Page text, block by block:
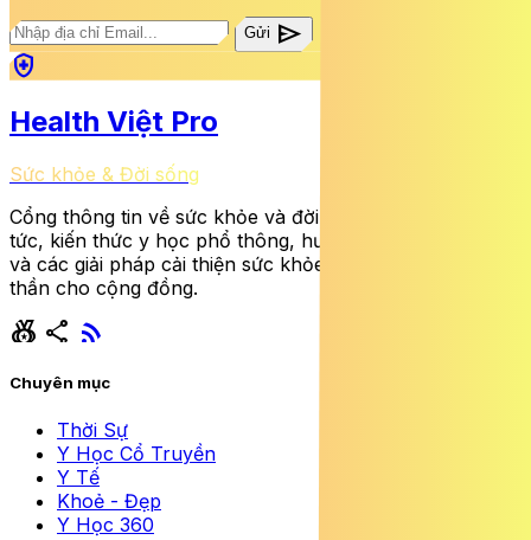
Gửi send
health_and_safety
Health Việt Pro
Sức khỏe & Đời sống
Cổng thông tin về sức khỏe và đời sống cung cấp tin
tức, kiến thức y học phổ thông, hướng dẫn dinh dưỡng
và các giải pháp cải thiện sức khỏe thể chất lẫn tinh
thần cho cộng đồng.
social_leaderboard share rss_feed
Chuyên mục
Thời Sự
Y Học Cổ Truyền
Y Tế
Khoẻ - Đẹp
Y Học 360